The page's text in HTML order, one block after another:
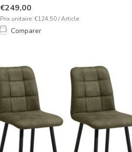
€249,00
Prix unitaire: €124,50 / Article
Comparer